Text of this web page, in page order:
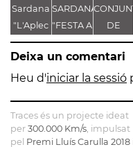
Sardana
"L'Aplec
d'Artés"
SARDANA
"FESTA A
CASTELLET"
DE
AL CAMÍ
Deixa un comentari
Heu d'iniciar la sessió
Traces és un projecte ideat
per 300.000 Km/s , impulsat
pel Premi Lluís Carulla 2018